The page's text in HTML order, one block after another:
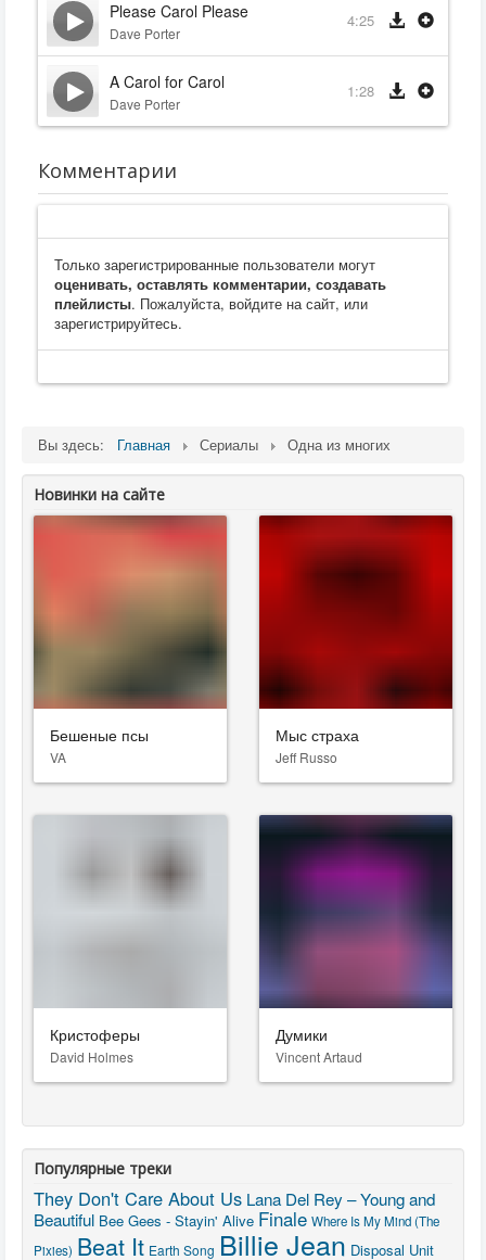
Please Carol Please
Dave Porter
4:25
A Carol for Carol
Dave Porter
1:28
Комментарии
Только зарегистрированные пользователи могут
оценивать, оставлять комментарии, создавать
плейлисты. Пожалуйста, войдите на сайт, или
зарегистрируйтесь.
Вы здесь: Главная Сериалы Одна из многих
Новинки на сайте
Бешеные псы
VA
Мыс страха
Jeff Russo
Кристоферы
David Holmes
Думики
Vincent Artaud
Популярные треки
They Don't Care About Us Lana Del Rey – Young and
Beautiful Bee Gees - Stayin' Alive Finale Where Is My Mind (The
Pixies) Beat It Earth Song Billie Jean Disposal Unit